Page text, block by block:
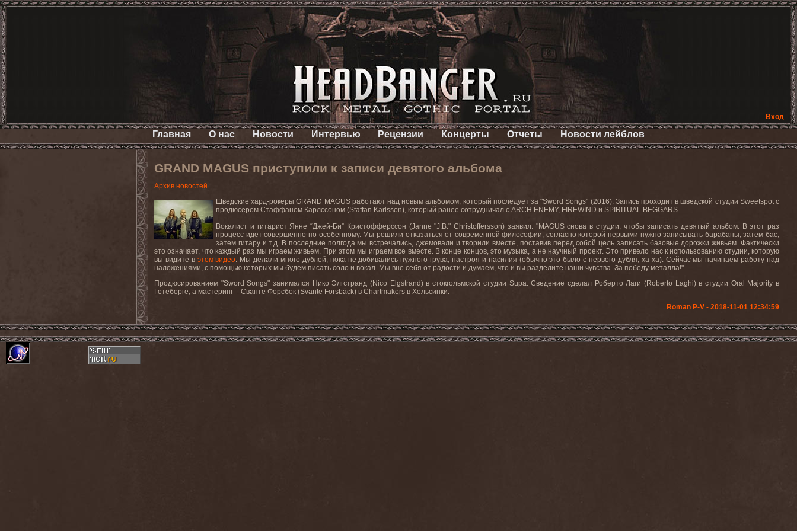
Вход
Главная О нас Новости Интервью Рецензии Концерты Отчеты Новости лейблов
GRAND MAGUS приступили к записи девятого альбома
Архив новостей
Шведские хард-рокерыGRAND MAGUS работают над новым альбомом, который последует за "Sword Songs" (2016). Запись проходит в шведской студии Sweetspot с
продюсером Стаффаном Карлссоном (Staffan Karlsson), который ранее сотрудничал с ARCH ENEMY, FIREWIND и SPIRITUAL BEGGARS.
Вокалист и гитарист Янне “Джей-Би” Кристофферссон (Janne "J.B." Christoffersson) заявил: "MAGUS снова в студии, чтобы записать девятый альбом. В этот раз
процесс идет совершенно по-особенному. Мы решили отказаться от современной философии, согласно которой первыми нужно записывать барабаны, затем бас,
затем гитару и т.д. В последние полгода мы встречались, джемовали и творили вместе, поставив перед собой цель записать базовые дорожки живьем. Фактически
это означает, что каждый раз мы играем живьем. При этом мы играем все вместе. В конце концов, это музыка, а не научный проект. Это привело нас к использованию студии, которую
вы видите в этом видео. Мы делали много дублей, пока не добивались нужного грува, настроя и насилия (обычно это было с первого дубля, ха-ха). Сейчас мы начинаем работу над
наложениями, с помощью которых мы будем писать соло и вокал. Мы вне себя от радости и думаем, что и вы разделите наши чувства. За победу металла!"
Продюсированием "Sword Songs" занимался Нико Элгстранд (Nico Elgstrand) в стокгольмской студии Supa. Сведение сделал Роберто Лаги (Roberto Laghi) в студии Oral Majority в
Гетеборге, а мастеринг – Сванте Форсбок (Svante Forsbäck) в Chartmakers в Хельсинки.
Roman P-V - 2018-11-01 12:34:59